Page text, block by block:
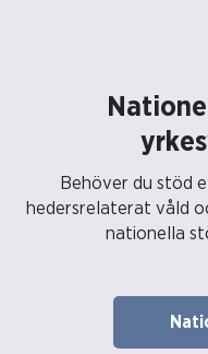
Behöver du stöd
hedersrelaterat våld
nationella